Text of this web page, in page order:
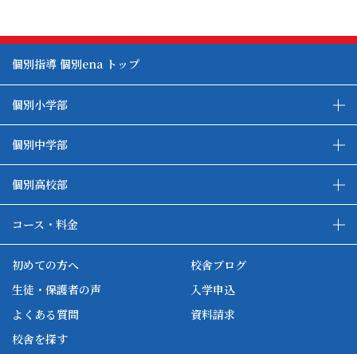
個別指導 個別ena トップ
個別小学部
個別中学部
個別高校部
コース・料金
初めての方へ
生徒・保護者の声
よくある質問
校舎を探す
校舎ブログ
入学申込
資料請求